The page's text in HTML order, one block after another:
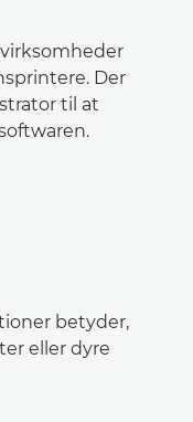
Der
til at
betyder,
eller dyre